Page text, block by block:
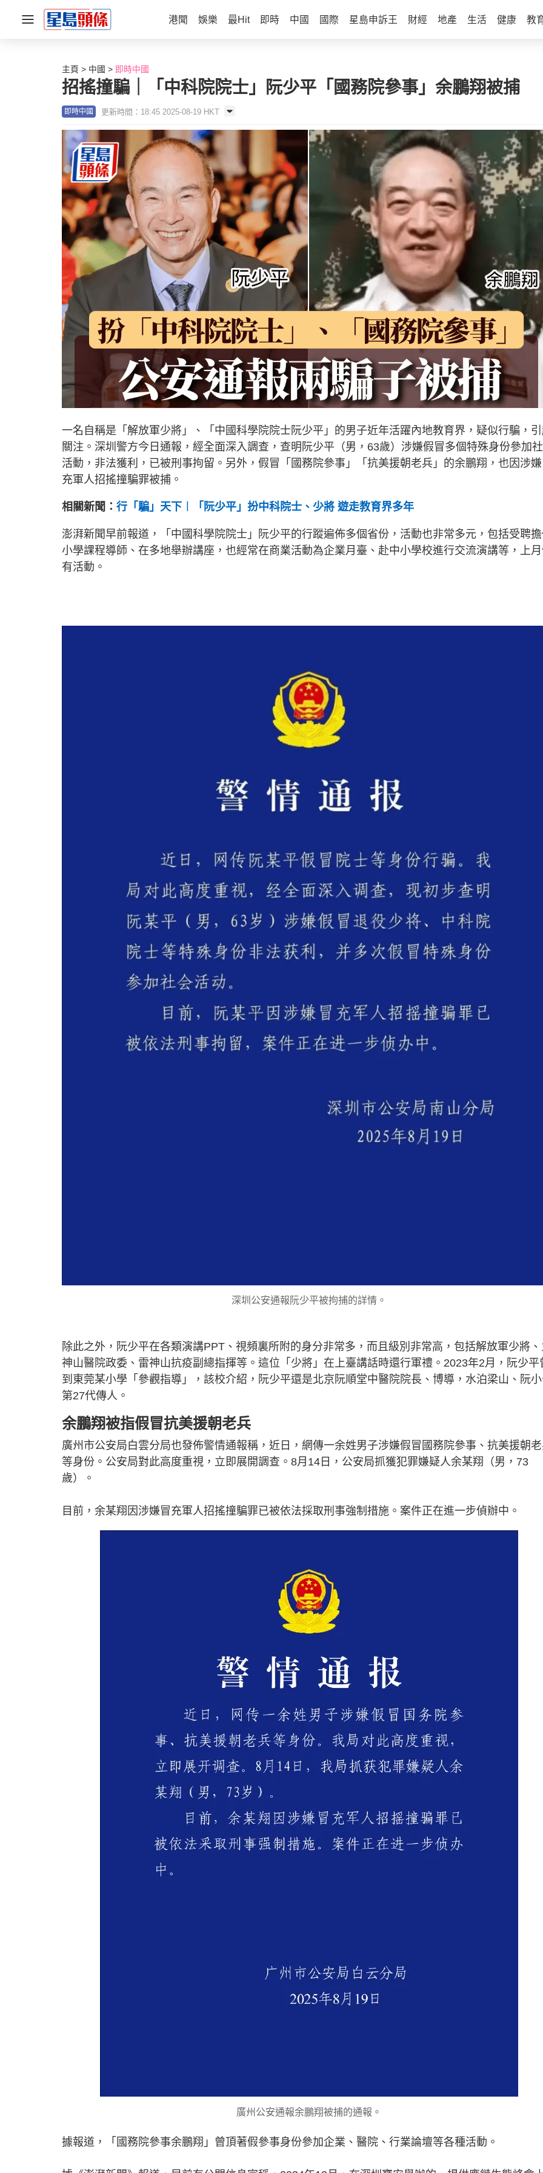
港聞 娛樂 最Hit 即時 中國 國際 星島申訴王 財經 地產 生活 健康 教
主頁 中國 即時中國
招搖撞騙｜「中科院院士」阮少平「國務院參事」余鵬翔被捕
即時中國 更新時間：18:45 2025-08-19 HKT
一名自稱是「解放軍少將」、「中國科學院院士阮少平」的男子近年活躍內地教育界，疑似行騙，
關注。深圳警方今日通報，經全面深入調查，查明阮少平（男，63歲）涉嫌假冒多個特殊身份參加
活動，非法獲利，已被刑事拘留。另外，假冒「國務院參事」「抗美援朝老兵」的余鵬翔，也因涉
充軍人招搖撞騙罪被捕。
相關新聞： 行「騙」天下︱「阮少平」扮中科院士、少將 遊走教育界多年
澎湃新聞早前報道，「中國科學院院士」阮少平的行蹤遍佈多個省份，活動也非常多元，包括受聘
小學課程導師、在多地舉辦講座，也經常在商業活動為企業月臺、赴中小學校進行交流演講等，上
有活動。
深圳公安通報阮少平被拘捕的詳情。
除此之外，阮少平在各類演講PPT、視頻裏所附的身分非常多，而且級別非常高，包括解放軍少將
神山醫院政委、雷神山抗疫副總指揮等。這位「少將」在上臺講話時還行軍禮。2023年2月，阮少平
到東莞某小學「參觀指導」，該校介紹，阮少平還是北京阮順堂中醫院院長、博導，水泊梁山、阮
第27代傳人。
余鵬翔被指假冒抗美援朝老兵
廣州市公安局白雲分局也發佈警情通報稱，近日，網傳一余姓男子涉嫌假冒國務院參事、抗美援朝
等身份。公安局對此高度重視，立即展開調查。8月14日，公安局抓獲犯罪嫌疑人余某翔（男，73
歲）。
目前，余某翔因涉嫌冒充軍人招搖撞騙罪已被依法採取刑事強制措施。案件正在進一步偵辦中。
廣州公安通報余鵬翔被捕的通報。
據報道，「國務院參事余鵬翔」曾頂著假參事身份參加企業、醫院、行業論壇等各種活動。